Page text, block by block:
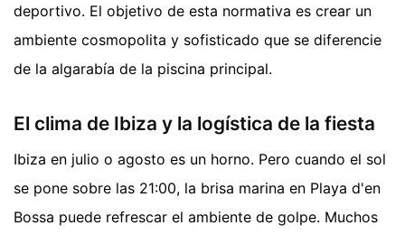
deportivo. El objetivo de esta normativa es crear un
ambiente cosmopolita y sofisticado que se diferencie
de la algarabía de la piscina principal.
El clima de Ibiza y la logística de la fiesta
Ibiza en julio o agosto es un horno. Pero cuando el sol
se pone sobre las 21:00, la brisa marina en Playa d'en
Bossa puede refrescar el ambiente de golpe. Muchos